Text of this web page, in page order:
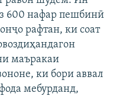
600 нафар пешбинӣ
рафтан, ки соат
маъракаи
ки бори аввал
мебурданд,